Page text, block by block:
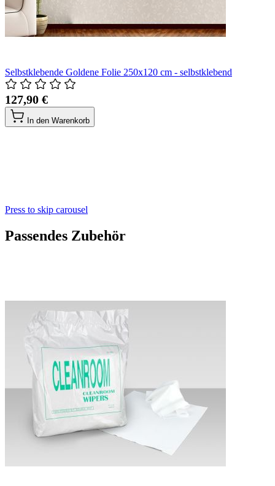
Selbstklebende Goldene Folie 250x120 cm - selbstklebend
127,90 €
In den Warenkorb
Press to skip carousel
Passendes Zubehör